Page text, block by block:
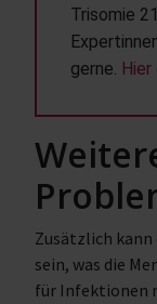
Trisomie
gerne.
Zusätzlich
sein, was die
für Infektionen